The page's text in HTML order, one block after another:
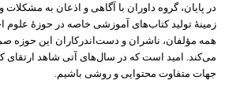
در پایان، گروه داوران با آگاهی و اذعان به
زمینۀ تولید کتابهای آموزشی خاصه در حوزۀ علوم
همه مؤلفان، ناشران و دستاندرکاران این حوزه
میکند. امید است که در سالهای آتی شاهد ارتقای
جهات متفاوت محتوایی و روشی باشیم.